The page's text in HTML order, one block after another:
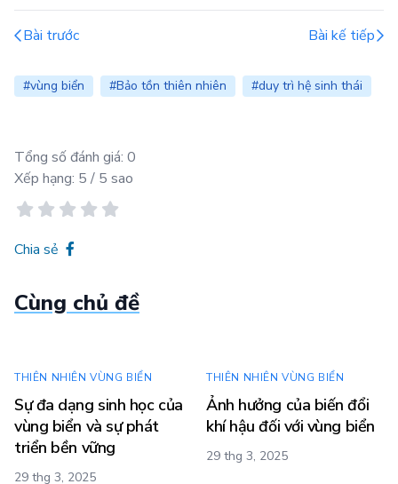
Bài trước Bài kế tiếp
#vùng biển #Bảo tồn thiên nhiên #duy trì hệ sinh thái
Tổng số đánh giá: 0
Xếp hạng: 5 / 5 sao
Chia sẻ
Cùng chủ đề
THIÊN NHIÊN VÙNG BIỂN
Sự đa dạng sinh học của
vùng biển và sự phát
triển bền vững
29 thg 3, 2025
THIÊN NHIÊN VÙNG BIỂN
Ảnh hưởng của biến đổi
khí hậu đối với vùng biển
29 thg 3, 2025